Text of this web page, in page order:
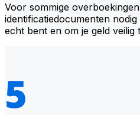
Voor sommige
identificatiedocumenten
echt bent en om je geld veilig